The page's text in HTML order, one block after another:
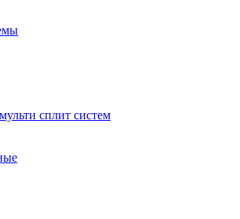
сплит систем